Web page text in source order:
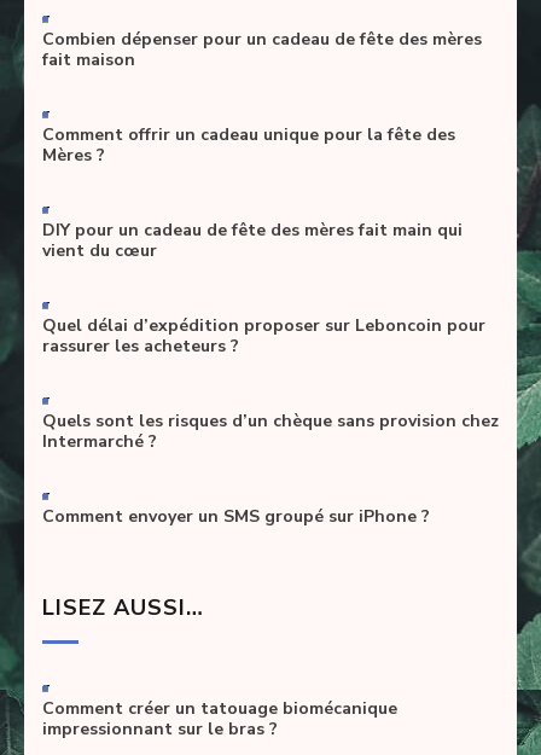
-
Combien dépenser pour un cadeau de fête des mères
fait maison
-
Comment offrir un cadeau unique pour la fête des
Mères ?
-
DIY pour un cadeau de fête des mères fait main qui
vient du cœur
-
Quel délai d’expédition proposer sur Leboncoin pour
rassurer les acheteurs ?
-
Quels sont les risques d’un chèque sans provision chez
Intermarché ?
-
Comment envoyer un SMS groupé sur iPhone ?
LISEZ AUSSI…
-
Comment créer un tatouage biomécanique
impressionnant sur le bras ?